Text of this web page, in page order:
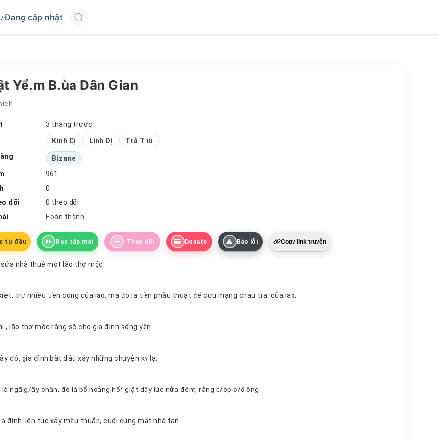
Đang cập nhật
Yể.m B.ùa Dân Gian
3 tháng trước
Kinh Dị Linh Dị
Trả Thù
Bizane
961
0
dõi
0 theo dõi
Hoàn thành
từ đầu Đọc tập mới Theo dõi Donate Báo lỗi Copy link truyện
Gia đình sửa nhà thuê một lão thợ mộc.
Mẹ keo kiệt, trừ nhiều tiền công của lão, mà đó là tiền phẫu thuật để cứu mạng cháu trai của lão.
Trước khi , lão thợ mộc rằng sẽ cho gia đình sống yên .
Kể từ ngày đó, gia đình bắt đầu xảy những chuyện kỳ lạ.
Đầu tiên là ngã g/ãy chân, đó là bố hoảng hốt giật dậy lúc nửa đêm, rằng b/óp c/ổ ông.
Từ đó, gia đình liên tục xảy mâu thuẫn, cuối cùng mất nhà tan.